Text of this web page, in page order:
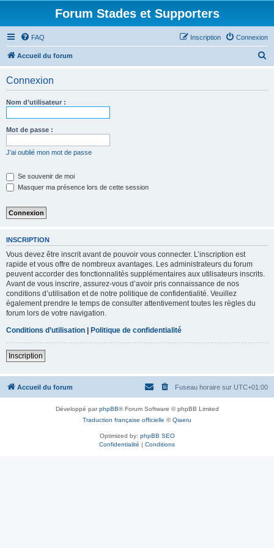
Forum Stades et Supporters
FAQ Connexion
Inscription
Accueil du forum
Connexion
Nom d’utilisateur :
Mot de passe :
J’ai oublié mon mot de passe
Se souvenir de moi
Masquer ma présence lors de cette session
INSCRIPTION
Vous devez être inscrit avant de pouvoir vous connecter. L’inscription est
rapide et vous offre de nombreux avantages. Les administrateurs du forum
peuvent accorder des fonctionnalités supplémentaires aux utilisateurs inscrits.
Avant de vous inscrire, assurez-vous d’avoir pris connaissance de nos
conditions d’utilisation et de notre politique de confidentialité. Veuillez
également prendre le temps de consulter attentivement toutes les règles du
forum lors de votre navigation.
Conditions d’utilisation | Politique de confidentialité
Inscription
Accueil du forum Fuseau horaire sur UTC+01:00
Développé parphpBB® Forum Software © phpBB Limited
Traduction française officielle ©Qiaeru
Optimized by: phpBB SEO
Confidentialité | Conditions